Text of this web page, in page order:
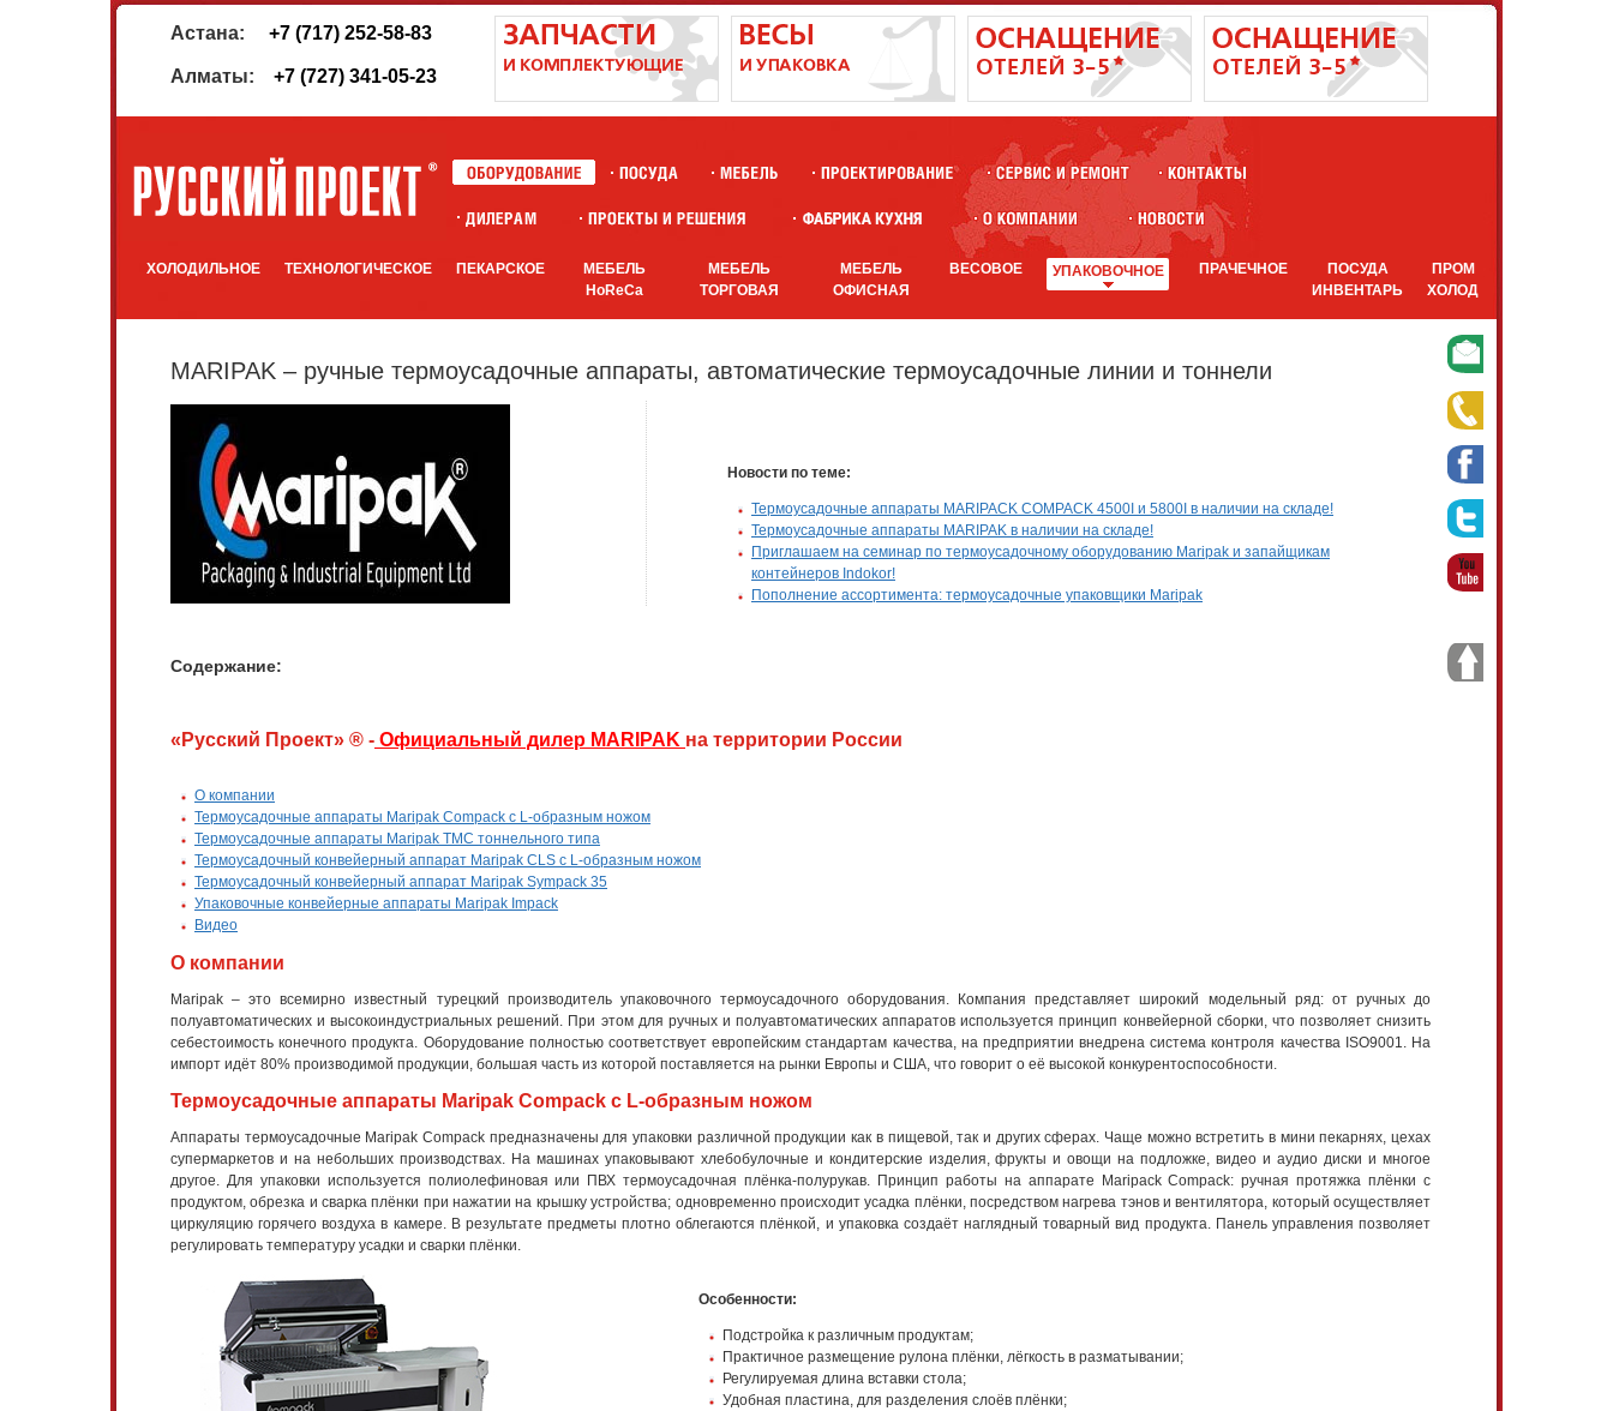
Астана: +7 (717) 252-58-83
Алматы: +7 (727) 341-05-23
ХОЛОДИЛЬНОЕ ТЕХНОЛОГИЧЕСКОЕ ПЕКАРСКОЕ
МЕБЕЛЬ
HoReCa
МЕБЕЛЬ
ТОРГОВАЯ
МЕБЕЛЬ
ОФИСНАЯ
ВЕСОВОЕ УПАКОВОЧНОЕ ПРАЧЕЧНОЕ
ПОСУДА
ИНВЕНТАРЬ
ПРОМ
ХОЛОД
MARIPAK – ручные термоусадочные аппараты, автоматические термоусадочные линии и тоннели
Новости по теме:
Термоусадочные аппараты MARIPACK COMPACK 4500I и 5800I в наличии на складе!
Термоусадочные аппараты MARIPAK в наличии на складе!
Приглашаем на семинар по термоусадочному оборудованию Maripak и запайщикам
контейнеров Indokor!
Пополнение ассортимента: термоусадочные упаковщики Maripak
Содержание:
«Русский Проект» ® - Официальный дилер MARIPAK на территории России
О компании
Термоусадочные аппараты Maripak Compack с L-образным ножом
Термоусадочные аппараты Maripak TMC тоннельного типа
Термоусадочный конвейерный аппарат Maripak CLS с L-образным ножом
Термоусадочный конвейерный аппарат Maripak Sympack 35
Упаковочные конвейерные аппараты Maripak Impack
Видео
О компании
Maripak – это всемирно известный турецкий производитель упаковочного термоусадочного оборудования. Компания представляет широкий модельный ряд: от ручных до
полуавтоматических и высокоиндустриальных решений. При этом для ручных и полуавтоматических аппаратов используется принцип конвейерной сборки, что позволяет снизить
себестоимость конечного продукта. Оборудование полностью соответствует европейским стандартам качества, на предприятии внедрена система контроля качества ISO9001. На
импорт идёт 80% производимой продукции, большая часть из которой поставляется на рынки Европы и США, что говорит о её высокой конкурентоспособности.
Термоусадочные аппараты Maripak Compack с L-образным ножом
Аппараты термоусадочные Maripak Compack предназначены для упаковки различной продукции как в пищевой, так и других сферах. Чаще можно встретить в мини пекарнях, цехах
супермаркетов и на небольших производствах. На машинах упаковывают хлебобулочные и кондитерские изделия, фрукты и овощи на подложке, видео и аудио диски и многое
другое. Для упаковки используется полиолефиновая или ПВХ термоусадочная плёнка-полурукав. Принцип работы на аппарате Maripack Compack: ручная протяжка плёнки с
продуктом, обрезка и сварка плёнки при нажатии на крышку устройства; одновременно происходит усадка плёнки, посредством нагрева тэнов и вентилятора, который осуществляет
циркуляцию горячего воздуха в камере. В результате предметы плотно облегаются плёнкой, и упаковка создаёт наглядный товарный вид продукта. Панель управления позволяет
регулировать температуру усадки и сварки плёнки.
Особенности:
Подстройка к различным продуктам;
Практичное размещение рулона плёнки, лёгкость в разматывании;
Регулируемая длина вставки стола;
Удобная пластина, для разделения слоёв плёнки;